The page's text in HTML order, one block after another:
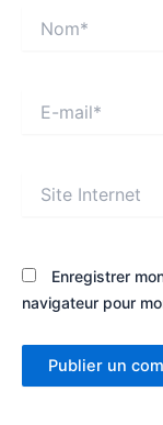
mail*
Internet
Enregistrer
navigateur pour